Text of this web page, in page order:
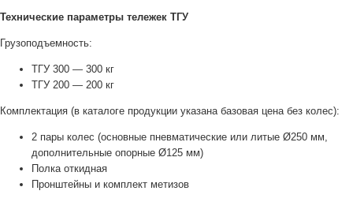
Технические параметры тележек ТГУ
Грузоподъемность:
ТГУ 300 — 300 кг
ТГУ 200 — 200 кг
Комплектация (в каталоге продукции указана базовая цена без колес):
2 пары колес (основные пневматические или литые Ø250 мм,
дополнительные опорные Ø125 мм)
Полка откидная
Пронштейны и комплект метизов